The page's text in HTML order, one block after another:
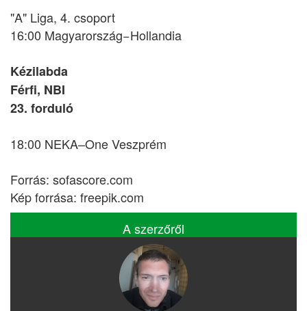
"A" Liga, 4. csoport
16:00 Magyarország−Hollandia
Kézilabda
Férfi, NBI
23. forduló
18:00 NEKA–One Veszprém
Forrás: sofascore.com
Kép forrása: freepik.com
A szerzőről